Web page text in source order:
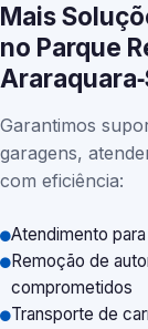
Mais
no Parque
Garantimos
garagens,
com eficiência:
Atendimento
Remoção de
comprometidos
Transporte de